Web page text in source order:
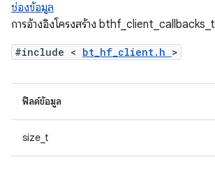
ช่องข้อมูล
การอ้างอิงโครงสร้าง bthf_client_callbacks_t
#include < bt_hf_client.h >
ฟิลด์ข้อมูล
size_t